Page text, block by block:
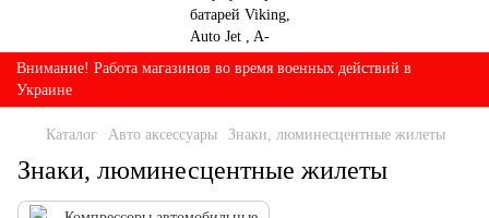
Внимание! Работа магазинов во время военных действий в
Украине
Каталог Авто аксессуары Знаки, люминесцентные жилеты
Знаки, люминесцентные жилеты